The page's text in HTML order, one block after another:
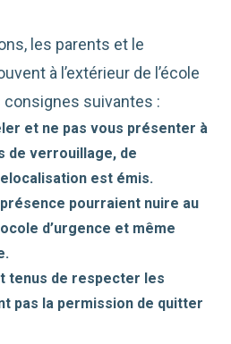
les parents et le
à l’extérieur de l’école
suivantes :
et ne pas vous présenter à
de verrouillage, de
est émis.
pourraient nuire au
d’urgence et même
tenus de respecter les
pas la permission de quitter